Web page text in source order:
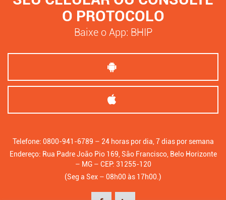
O PROTOCOLO
Baixe o App: BHIP
Telefone: 0800-941-6789 – 24 horas por dia, 7 dias por semana
Endereço: Rua Padre João Pio 169, São Francisco, Belo Horizonte
– MG – CEP: 31255-120
(Seg a Sex – 08h00 às 17h00.)